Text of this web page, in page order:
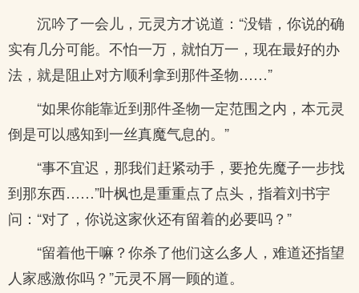
沉吟了一会儿，元灵方才说道：“没错，你说的确
实有几分可能。不怕一万，就怕万一，现在最好的办
法，就是阻止对方顺利拿到那件圣物……”
“如果你能靠近到那件圣物一定范围之内，本元灵
倒是可以感知到一丝真魔气息的。”
“事不宜迟，那我们赶紧动手，要抢先魔子一步找
到那东西……”叶枫也是重重点了点头，指着刘书宇
问：“对了，你说这家伙还有留着的必要吗？”
“留着他干嘛？你杀了他们这么多人，难道还指望
人家感激你吗？”元灵不屑一顾的道。